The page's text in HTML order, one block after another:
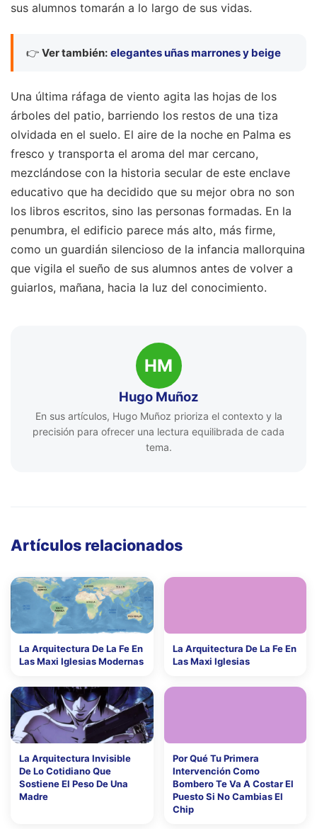
sus alumnos tomarán a lo largo de sus vidas.
👉 Ver también: elegantes uñas marrones y beige
Una última ráfaga de viento agita las hojas de los
árboles del patio, barriendo los restos de una tiza
olvidada en el suelo. El aire de la noche en Palma es
fresco y transporta el aroma del mar cercano,
mezclándose con la historia secular de este enclave
educativo que ha decidido que su mejor obra no son
los libros escritos, sino las personas formadas. En la
penumbra, el edificio parece más alto, más firme,
como un guardián silencioso de la infancia mallorquina
que vigila el sueño de sus alumnos antes de volver a
guiarlos, mañana, hacia la luz del conocimiento.
HM
Hugo Muñoz
En sus artículos, Hugo Muñoz prioriza el contexto y la
precisión para ofrecer una lectura equilibrada de cada
tema.
Artículos relacionados
La Arquitectura De La Fe En
Las Maxi Iglesias Modernas
La Arquitectura De La Fe En
Las Maxi Iglesias
La Arquitectura Invisible
De Lo Cotidiano Que
Sostiene El Peso De Una
Madre
Por Qué Tu Primera
Intervención Como
Bombero Te Va A Costar El
Puesto Si No Cambias El
Chip